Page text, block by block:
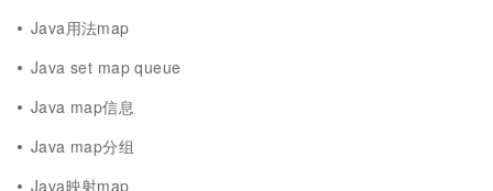
Java用法map
Java set map queue
Java map信息
Java map分组
Java映射map